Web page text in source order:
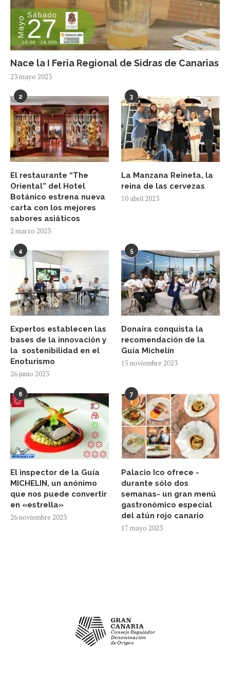
Nace la I Feria Regional de Sidras de Canarias
23 mayo 2023
2
El restaurante “The
Oriental” del Hotel
Botánico estrena nueva
carta con los mejores
sabores asiáticos
2 marzo 2023
3
La Manzana Reineta, la
reina de las cervezas
10 abril 2023
4
Expertos establecen las
bases de la innovación y
la sostenibilidad en el
Enoturismo
26 junio 2023
5
Donaira conquista la
recomendación de la
Guía Michelín
15 noviembre 2023
6
El inspector de la Guía
MICHELIN, un anónimo
que nos puede convertir
en «estrella»
26 noviembre 2023
7
Palacio Ico ofrece -
durante sólo dos
semanas- un gran menú
gastronómico especial
del atún rojo canario
17 mayo 2023